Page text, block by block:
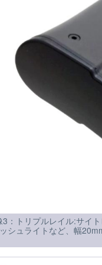
：トリプルレイル:サイ
シュライトなど、幅